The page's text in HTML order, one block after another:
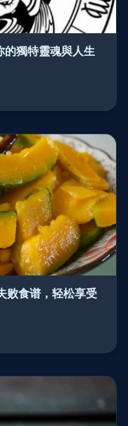
的獨特靈魂與人生
败食谱，轻松享受